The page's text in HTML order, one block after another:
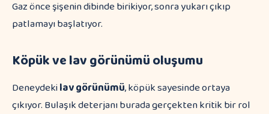
Gaz önce şişenin dibinde birikiyor, sonra yukarı çıkıp
patlamayı başlatıyor.
Köpük ve lav görünümü oluşumu
Deneydekilav görünümü, köpük sayesinde ortaya
çıkıyor. Bulaşık deterjanı burada gerçekten kritik bir rol